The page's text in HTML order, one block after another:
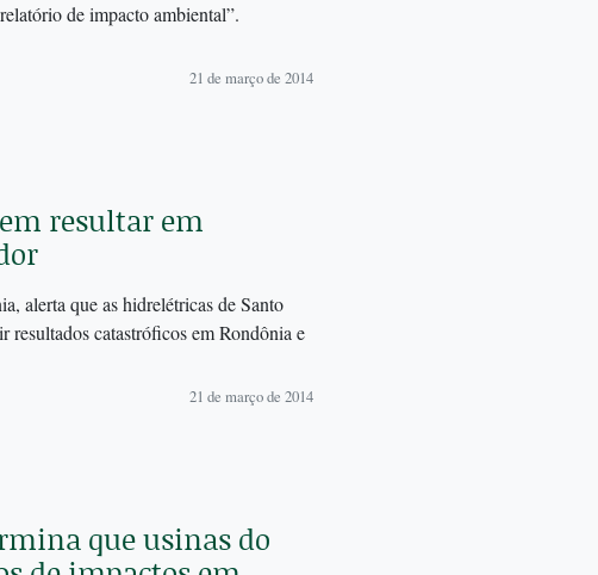
de impacto ambiental”.
21 de março de 2014
resultar em
alerta que as hidrelétricas de Santo
catastróficos em Rondônia e
21 de março de 2014
que usinas do